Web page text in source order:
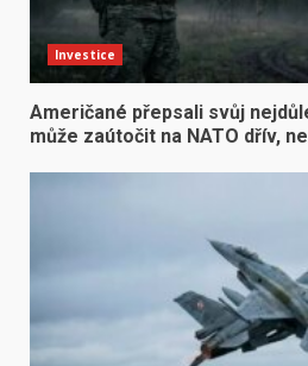
Investice
Američané přepsali svůj
může zaútočit na NATO dřív,